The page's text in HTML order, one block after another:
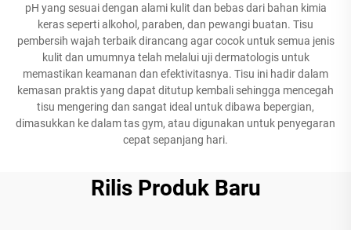
pH yang sesuai dengan alami kulit dan bebas dari bahan kimia
keras seperti alkohol, paraben, dan pewangi buatan. Tisu
pembersih wajah terbaik dirancang agar cocok untuk semua jenis
kulit dan umumnya telah melalui uji dermatologis untuk
memastikan keamanan dan efektivitasnya. Tisu ini hadir dalam
kemasan praktis yang dapat ditutup kembali sehingga mencegah
tisu mengering dan sangat ideal untuk dibawa bepergian,
dimasukkan ke dalam tas gym, atau digunakan untuk penyegaran
cepat sepanjang hari.
Rilis Produk Baru